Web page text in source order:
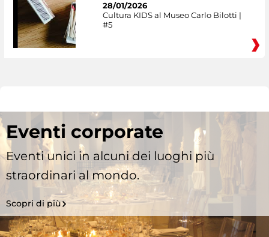
28/01/2026
Cultura KIDS al Museo Carlo Bilotti |
#5
Eventi corporate
Eventi unici in alcuni dei luoghi più
straordinari al mondo.
Scopri di più